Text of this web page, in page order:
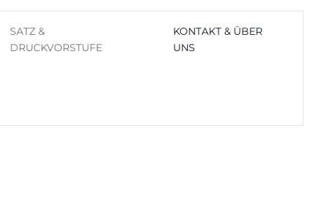
SATZ &
DRUCKVORSTUFE
KONTAKT & ÜBER
UNS